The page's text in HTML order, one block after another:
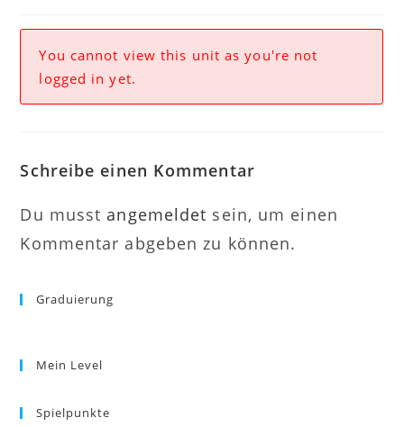
You cannot view this unit as you're not
logged in yet.
Schreibe einen Kommentar
Du musst angemeldet sein, um einen
Kommentar abgeben zu können.
Graduierung
Mein Level
Spielpunkte